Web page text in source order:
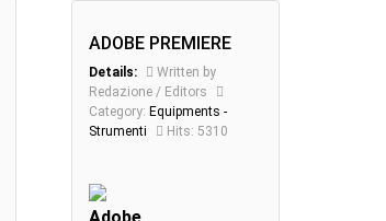
ADOBE PREMIERE
Details:
Written by
Redazione / Editors
Category: Equipments -
Strumenti
Hits: 5310